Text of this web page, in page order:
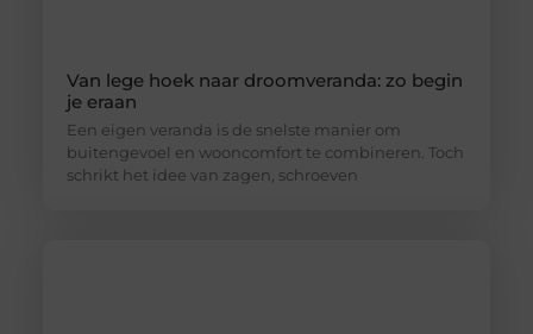
Van lege hoek naar droomveranda: zo begin
je eraan
Een eigen veranda is de snelste manier om
buitengevoel en wooncomfort te combineren. Toch
schrikt het idee van zagen, schroeven